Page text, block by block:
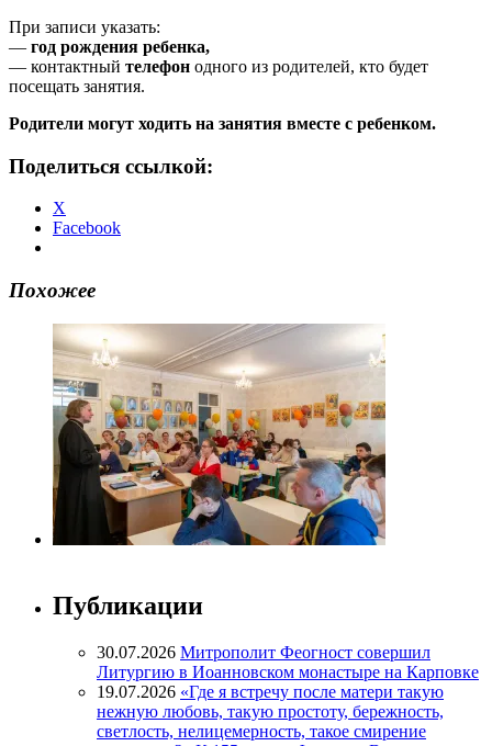
При записи указать:
— год рождения ребенка,
— контактный телефон одного из родителей, кто будет
посещать занятия.
Родители могут ходить на занятия вместе с ребенком.
Поделиться ссылкой:
X
Facebook
Похожее
Публикации
30.07.2026 Митрополит Феогност совершил
Литургию в Иоанновском монастыре на Карповке
19.07.2026 «Где я встречу после матери такую
нежную любовь, такую простоту, бережность,
светлость, нелицемерность, такое смирение